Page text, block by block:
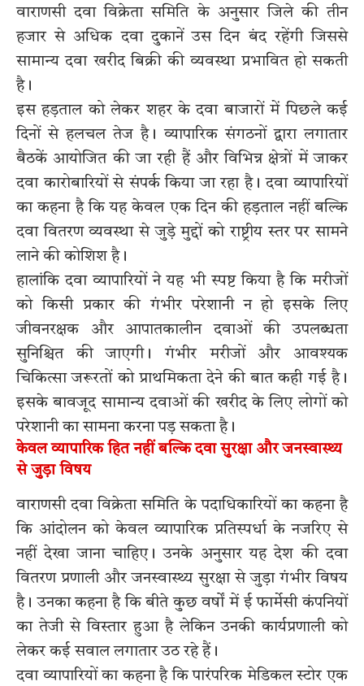
वाराणसी दवा विक्रेता समिति के अनुसार जिले की तीन
हजार से अधिक दवा दुकानें उस दिन बंद रहेंगी जिससे
सामान्य दवा खरीद बिक्री की व्यवस्था प्रभावित हो सकती
है।
इस हड़ताल को लेकर शहर के दवा बाजारों में पिछले कई
दिनों से हलचल तेज है। व्यापारिक संगठनों द्वारा लगातार
बैठकें आयोजित की जा रही हैं और विभिन्न क्षेत्रों में जाकर
दवा कारोबारियों से संपर्क किया जा रहा है। दवा व्यापारियों
का कहना है कि यह केवल एक दिन की हड़ताल नहीं बल्कि
दवा वितरण व्यवस्था से जुड़े मुद्दों को राष्ट्रीय स्तर पर सामने
लाने की कोशिश है।
हालांकि दवा व्यापारियों ने यह भी स्पष्ट किया है कि मरीजों
को किसी प्रकार की गंभीर परेशानी न हो इसके लिए
जीवनरक्षक और आपातकालीन दवाओं की उपलब्धता
सुनिश्चित की जाएगी। गंभीर मरीजों और आवश्यक
चिकित्सा जरूरतों को प्राथमिकता देने की बात कही गई है।
इसके बावजूद सामान्य दवाओं की खरीद के लिए लोगों को
परेशानी का सामना करना पड़ सकता है।
केवल व्यापारिक हित नहीं बल्कि दवा सुरक्षा और जनस्वास्थ्य
से जुड़ा विषय
वाराणसी दवा विक्रेता समिति के पदाधिकारियों का कहना है
कि आंदोलन को केवल व्यापारिक प्रतिस्पर्धा के नजरिए से
नहीं देखा जाना चाहिए। उनके अनुसार यह देश की दवा
वितरण प्रणाली और जनस्वास्थ्य सुरक्षा से जुड़ा गंभीर विषय
है। उनका कहना है कि बीते कुछ वर्षों में ई फार्मेसी कंपनियों
का तेजी से विस्तार हुआ है लेकिन उनकी कार्यप्रणाली को
लेकर कई सवाल लगातार उठ रहे हैं।
दवा व्यापारियों का कहना है कि पारंपरिक मेडिकल स्टोर एक